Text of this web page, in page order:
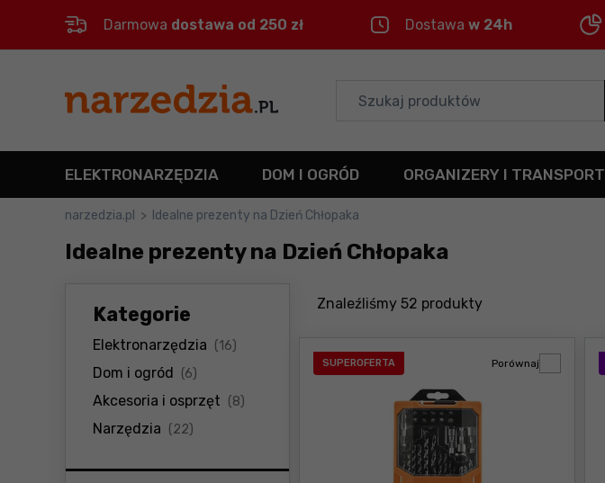
Menu główne
Filtry
Produkty
Stopka
Mapa strony
Darmowa dostawa od 250 zł Dostawa w 24h
ELEKTRONARZĘDZIA DOM I OGRÓD ORGANIZERY I TRANSPORT
narzedzia.pl > Idealne prezenty na Dzień Chłopaka
Idealne prezenty na Dzień Chłopaka
Kategorie
Elektronarzędzia (16)
Dom i ogród (6)
Akcesoria i osprzęt (8)
Narzędzia (22)
Znaleźliśmy 52 produkty
SUPEROFERTA Porównaj